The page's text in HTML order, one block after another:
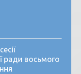
ради восьмого